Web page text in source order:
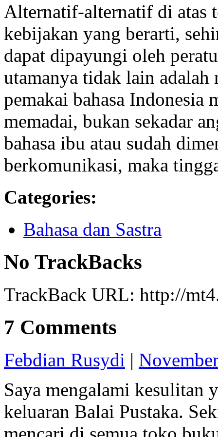
Alternatif-alternatif di atas
kebijakan yang berarti,
dapat dipayungi oleh
utamanya tidak lain
pemakai bahasa Indonesia
memadai, bukan sekadar
bahasa ibu atau sudah
berkomunikasi, maka
Categories:
Bahasa dan Sastra
No TrackBacks
TrackBack URL: http://
7 Comments
Febdian Rusydi |
Saya mengalami kesulitan
keluaran Balai Pustaka.